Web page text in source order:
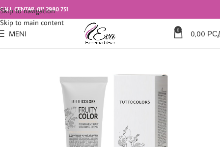
Skip to navigation
Skip to main content
CALL CENTAR: 011 2980 751
MENI 0 0,00